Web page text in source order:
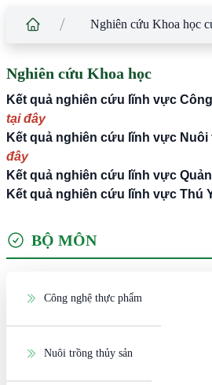
/ Nghiên cứu Khoa học
Nghiên cứu Khoa học
Kết quả nghiên cứu lĩnh vực
tại đây
Kết quả nghiên cứu lĩnh vực Nuôi
đây
Kết quả nghiên cứu lĩnh vực
Kết quả nghiên cứu lĩnh vực Thú
BỘ MÔN
Công nghệ thực phẩm
Nuôi trồng thủy sản